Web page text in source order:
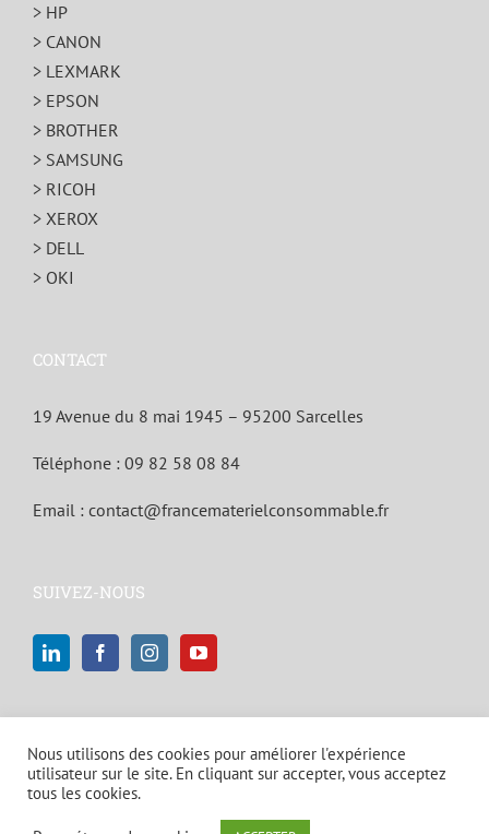
> HP
> CANON
> LEXMARK
> EPSON
> BROTHER
> SAMSUNG
> RICOH
> XEROX
> DELL
> OKI
CONTACT
19 Avenue du 8 mai 1945 – 95200 Sarcelles
Téléphone : 09 82 58 08 84
Email : contact@francematerielconsommable.fr
SUIVEZ-NOUS
Nous utilisons des cookies pour améliorer l'expérience
utilisateur sur le site. En cliquant sur accepter, vous acceptez
tous les cookies.